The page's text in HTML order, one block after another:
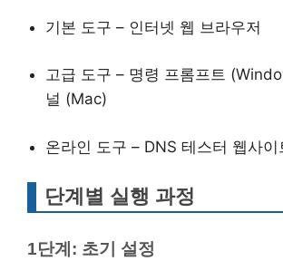
기본 도구 – 인터넷 웹 브라우저
고급 도구 – 명령 프롬프트
널 (Mac)
온라인 도구 – DNS 테스터 웹사이
단계별 실행 과정
1단계: 초기 설정